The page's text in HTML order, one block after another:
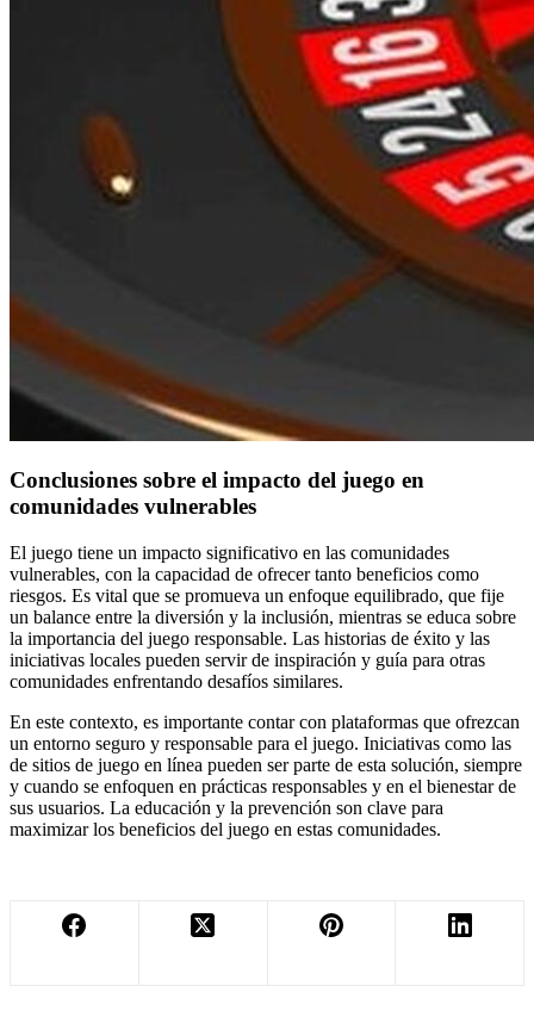
Conclusiones sobre el impacto del juego en
comunidades vulnerables
El juego tiene un impacto significativo en las comunidades
vulnerables, con la capacidad de ofrecer tanto beneficios como
riesgos. Es vital que se promueva un enfoque equilibrado, que fije
un balance entre la diversión y la inclusión, mientras se educa sobre
la importancia del juego responsable. Las historias de éxito y las
iniciativas locales pueden servir de inspiración y guía para otras
comunidades enfrentando desafíos similares.
En este contexto, es importante contar con plataformas que ofrezcan
un entorno seguro y responsable para el juego. Iniciativas como las
de sitios de juego en línea pueden ser parte de esta solución, siempre
y cuando se enfoquen en prácticas responsables y en el bienestar de
sus usuarios. La educación y la prevención son clave para
maximizar los beneficios del juego en estas comunidades.